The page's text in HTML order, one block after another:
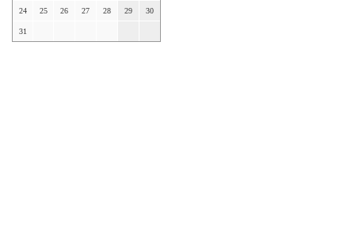
24 25 26 27 28 29 30
31